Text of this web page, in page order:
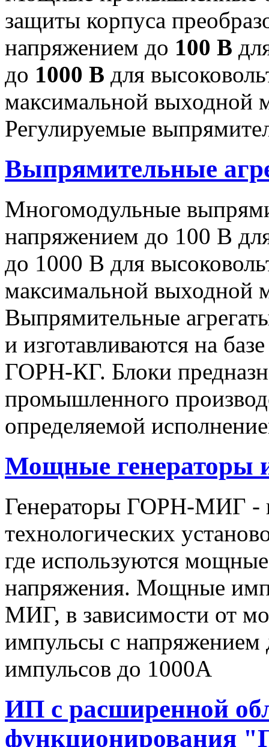
защиты корпуса
напряжением до 100 В
до 1000 В для
максимальной
Регулируемые
Выпрямительные
Многомодульные
напряжением до 100 В
до 1000 В для
максимальной
Выпрямительные
и изготавливаются на
ГОРН-КГ. Блоки
промышленного
определяемой
Мощные
Генераторы ГОРН-МИГ -
технологических
где используются
напряжения. Мощные
МИГ, в зависимости от
импульсы c
импульсов до 1000А
ИП с расширенной
функционирования